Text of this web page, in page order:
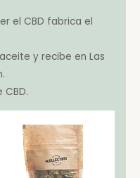
el CBD fabrica el
y recibe en Las